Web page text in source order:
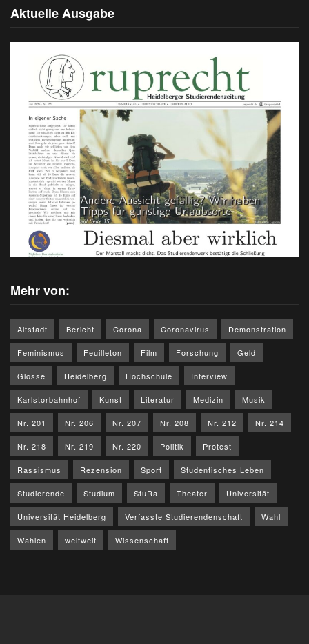
Aktuelle Ausgabe
Mehr von:
Altstadt Bericht Corona Coronavirus Demonstration
Feminismus Feuilleton Film Forschung Geld
Glosse Heidelberg Hochschule Interview
Karlstorbahnhof Kunst Literatur Medizin Musik
Nr. 201 Nr. 206 Nr. 207 Nr. 208 Nr. 212 Nr. 214
Nr. 218 Nr. 219 Nr. 220 Politik Protest
Rassismus Rezension Sport Studentisches Leben
Studierende Studium StuRa Theater Universität
Universität Heidelberg Verfasste Studierendenschaft Wahl
Wahlen weltweit Wissenschaft